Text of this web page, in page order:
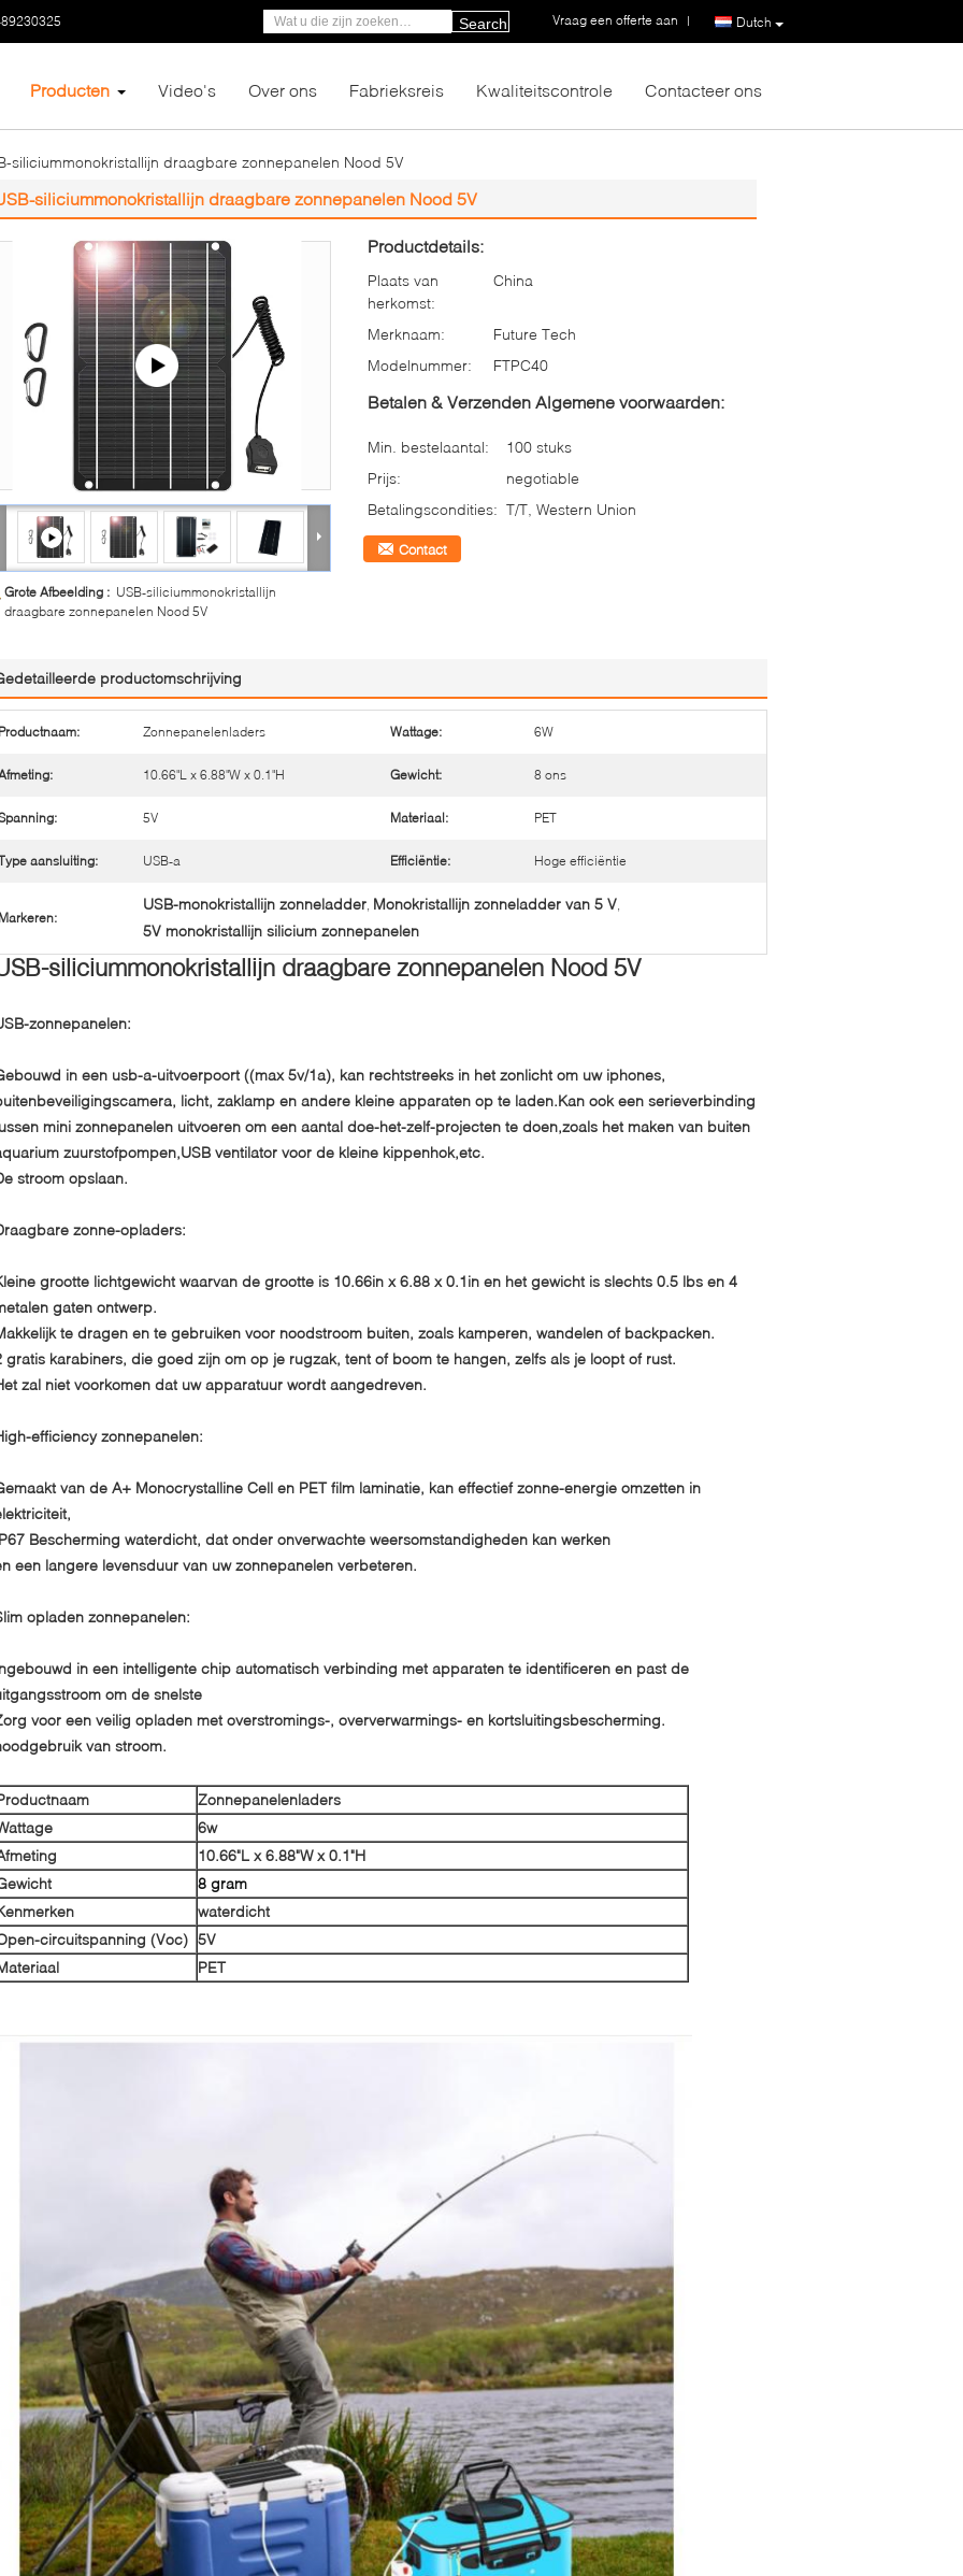
Dutch
Vraag een offerte aan |
Search
Producten Video's Over ons Fabrieksreis Kwaliteitscontrole Contacteer ons
siliciummonokristallijn draagbare zonnepanelen Nood 5V
siliciummonokristallijn draagbare zonnepanelen Nood 5V
Grote Afbeelding : USB-siliciummonokristallijn
draagbare zonnepanelen Nood 5V
Productdetails:
Plaats van
herkomst:
China
Merknaam:
Future Tech
Modelnummer:
FTPC40
Betalen & Verzenden Algemene voorwaarden:
Min. bestelaantal:
100 stuks
Prijs:
negotiable
Betalingscondities: T/T, Western Union
Contact
productomschrijving
Zonnepanelenladers Wattage: 6W
10.66"L x 6.88"W x 0.1"H Gewicht: 8 ons
5V Materiaal: PET
aansluiting: USB-a Efficiëntie: Hoge efficiëntie
USB-monokristallijn zonneladder, Monokristallijn zonneladder van 5 V,
5V monokristallijn silicium zonnepanelen
siliciummonokristallijn draagbare zonnepanelen Nood 5V
zonnepanelen:
in een usb-a-uitvoerpoort ((max 5v/1a), kan rechtstreeks in het zonlicht om uw iphones,
licht, zaklamp en andere kleine apparaten op te laden.Kan ook een serieverbinding
mini zonnepanelen uitvoeren om een aantal doe-het-zelf-projecten te doen,zoals het maken van buiten
zuurstofpompen,USB ventilator voor de kleine kippenhok,etc.
stroom opslaan.
zonne-opladers:
grootte lichtgewicht waarvan de grootte is 10.66in x 6.88 x 0.1in en het gewicht is slechts 0.5 lbs en 4
gaten ontwerp.
te dragen en te gebruiken voor noodstroom buiten, zoals kamperen, wandelen of backpacken.
gratis karabiners, die goed zijn om op je rugzak, tent of boom te hangen, zelfs als je loopt of rust.
zal niet voorkomen dat uw apparatuur wordt aangedreven.
efficiency zonnepanelen:
van de A+ Monocrystalline Cell en PET film laminatie, kan effectief zonne-energie omzetten in
Bescherming waterdicht, dat onder onverwachte weersomstandigheden kan werken
een langere levensduur van uw zonnepanelen verbeteren.
opladen zonnepanelen:
in een intelligente chip automatisch verbinding met apparaten te identificeren en past de
om de snelste
voor een veilig opladen met overstromings-, oververwarmings- en kortsluitingsbescherming.
van stroom.
Zonnepanelenladers
6w
10.66"L x 6.88"W x 0.1"H
8 gram
waterdicht
circuitspanning (Voc) 5V
PET